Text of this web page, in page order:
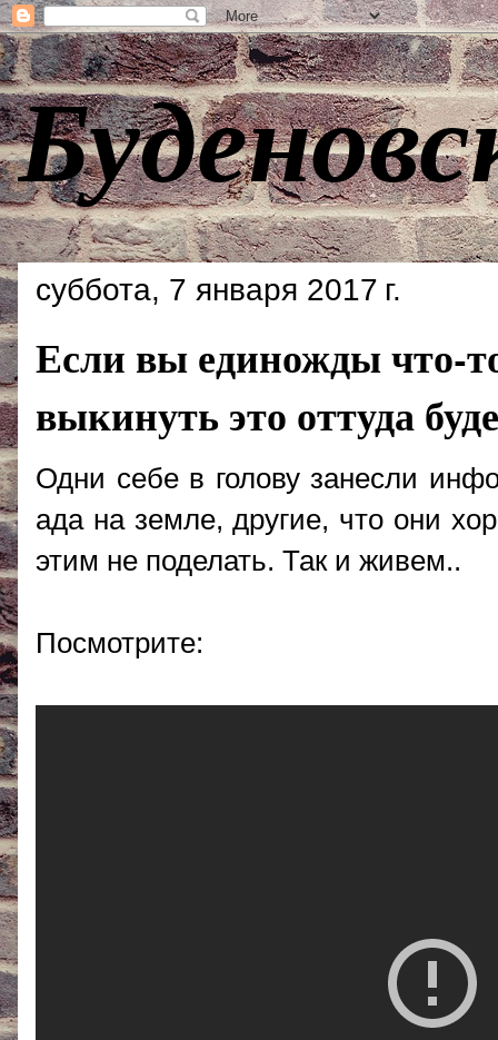
суббота, 7 января 2017 г.
Если вы единожды что-
выкинуть это оттуда
Одни себе в голову занесли
ада на земле, другие, что они
этим не поделать. Так и живем..
Посмотрите: